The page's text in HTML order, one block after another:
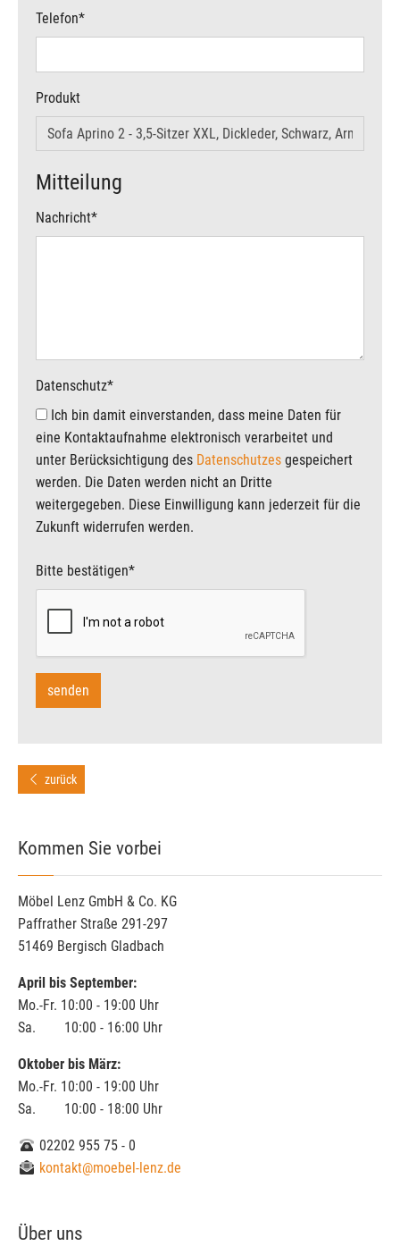
Telefon*
Produkt
Mitteilung
Nachricht*
Datenschutz*
eine Kontaktaufnahme elektronisch verarbeitet und
unter Berücksichtigung des Datenschutzes gespeichert
werden. Die Daten werden nicht an Dritte
weitergegeben. Diese Einwilligung kann jederzeit für die
Zukunft widerrufen werden.
Bitte bestätigen*
zurück
Kommen Sie vorbei
Möbel Lenz GmbH & Co. KG
Paffrather Straße 291-297
51469 Bergisch Gladbach
April bis September:
Mo.-Fr. 10:00 - 19:00 Uhr
Sa. 10:00 - 16:00 Uhr
Oktober bis März:
Mo.-Fr. 10:00 - 19:00 Uhr
Sa. 10:00 - 18:00 Uhr
02202 955 75 - 0
kontakt@moebel-lenz.de
Über uns